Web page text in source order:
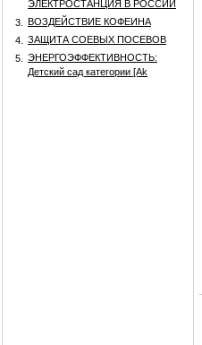
ЭЛЕКТРОСТАНЦИЯ В РОССИИ
3.
ВОЗДЕЙСТВИЕ КОФЕИНА
4.
ЗАЩИТА СОЕВЫХ ПОСЕВОВ
5.
ЭНЕРГОЭФФЕКТИВНОСТЬ:
Детский сад категории [Аk